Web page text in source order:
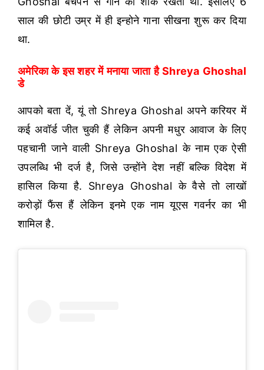
साल की छोटी उम्र में ही इन्होने गाना सीखना शुरू कर दिया
था.
अमेरिका के इस शहर में मनाया जाता है Shreya Ghoshal
डे
आपको बता दें, यूं तो Shreya Ghoshal अपने करियर में
कई अवॉर्ड जीत चुकी हैं लेकिन अपनी मधुर आवाज के लिए
पहचानी जाने वाली Shreya Ghoshal के नाम एक ऐसी
उपलब्धि भी दर्ज है, जिसे उन्होंने देश नहीं बल्कि विदेश में
हासिल किया है. Shreya Ghoshal के वैसे तो लाखों
करोड़ों फैंस हैं लेकिन इनमे एक नाम यूएस गवर्नर का भी
शामिल है.